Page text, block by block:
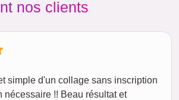
nos clients
simple d'un collage sans inscription
nécessaire !! Beau résultat et